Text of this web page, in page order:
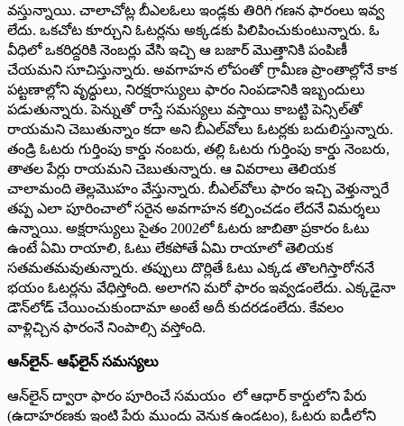
వస్తున్నాయి. చాలాచోట్ల బీఎలఓలు ఇండ్లకు తిరిగి గణన ఫారంలు ఇవ్వ
లేదు. ఒకచోట కూర్చుని ఓటర్లను అక్కడకు పిలిపించుకుంటున్నారు. ఓ
వీధిలో ఒకరిద్దరికి నెంబర్లు వేసి ఇచ్చి ఆ బజార్ మొత్తానికి పంపిణీ
చేయమని సూచిస్తున్నారు. అవగాహన లోపంతో గ్రామీణ ప్రాంతాల్లోనే కాక
పట్టణాల్లోని వృద్ధులు, నిరక్షరాస్యులు ఫారం నింపడానికి ఇబ్బందులు
పడుతున్నారు. పెన్నుతో రాస్తే సమస్యలు వస్తాయి కాబట్టి పెన్సిల్‌తో
రాయమని చెబుతున్నాం కదా అని బీఎల్‌వోలు ఓటర్లకు బదులిస్తున్నారు.
తండ్రి ఓటరు గుర్తింపు కార్డు నంబరు, తల్లి ఓటరు గుర్తింపు కార్డు నెంబరు,
తాతల పేర్లు రాయమని చెబుతున్నారు. ఆ వివరాలు తెలియక
చాలామంది తెల్లమొహం వేస్తున్నారు. బీఎల్‌వోలు ఫారం ఇచ్చి వెళ్తున్నారే
తప్ప ఎలా పూరించాలో సరైన అవగాహన కల్పించడం లేదనే విమర్శలు
ఉన్నాయి. అక్షరాస్యులు సైతం 2002లో ఓటరు జాబితా ప్రకారం ఓటు
ఉంటే ఏమి రాయాలి, ఓటు లేకపోతే ఏమి రాయాలో తెలియక
సతమతమవుతున్నారు. తప్పులు దొర్లితే ఓటు ఎక్కడ తొలగిస్తారోననే
భయం ఓటర్లను వేధిస్తోంది. అలాగని మరో ఫారం ఇవ్వడంలేదు. ఎక్కడైనా
డౌన్‌లోడ్ చేయించుకుందామా అంటే అదీ కుదరడంలేదు. కేవలం
వాళ్లిచ్చిన ఫారంనే నింపాల్సి వస్తోంది.
ఆన్‌లైన్- ఆఫ్‌లైన్ సమస్యలు
ఆన్‌లైన్ ద్వారా ఫారం పూరించే సమయం లో ఆధార్ కార్డులోని పేరు
(ఉదాహరణకు ఇంటి పేరు ముందు వెనుక ఉండటం), ఓటరు ఐడీలోని